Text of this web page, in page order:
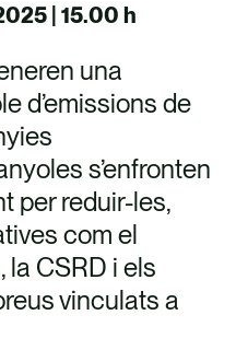
| 15.00 h
una
d’emissions de
s’enfronten
per reduir-les,
com el
la CSRD i els
vinculats a